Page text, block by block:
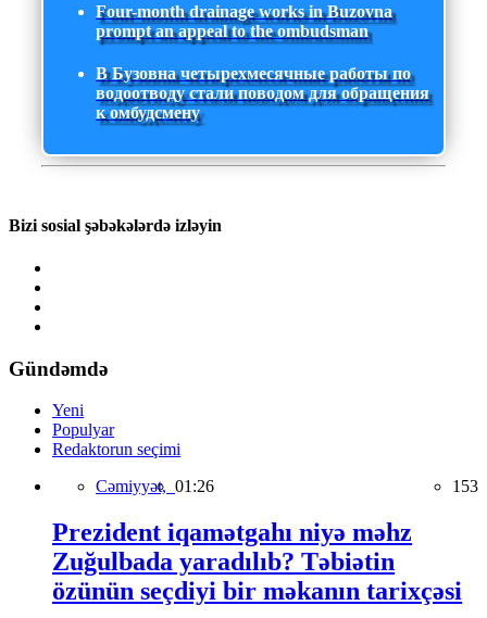
Four-month drainage works in Buzovna
prompt an appeal to the ombudsman
В Бузовна четырехмесячные работы по
водоотводу стали поводом для обращения
к омбудсмену
Bizi sosial şəbəkələrdə izləyin
Gündəmdə
Yeni
Populyar
Redaktorun seçimi
Cəmiyyət, 01:26 153
Prezident iqamətgahı niyə məhz
Zuğulbada yaradılıb? Təbiətin
özünün seçdiyi bir məkanın tarixçəsi